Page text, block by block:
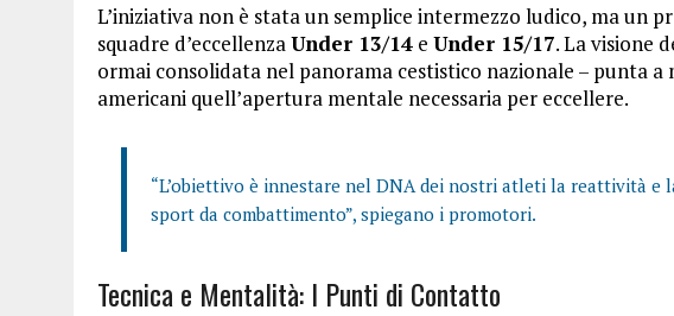
L’iniziativa non è stata un semplice intermezzo ludico, ma
squadre d’eccellenzaUnder 13/14 e Under 15/17. La visione
ormai consolidata nel panorama cestistico nazionale – punta
americani quell’apertura mentale necessaria per eccellere.
“L’obiettivo è innestare nel DNA dei nostri atleti la reattività e
sport da combattimento”, spiegano i promotori.
Tecnica e Mentalità: I Punti di Contatto